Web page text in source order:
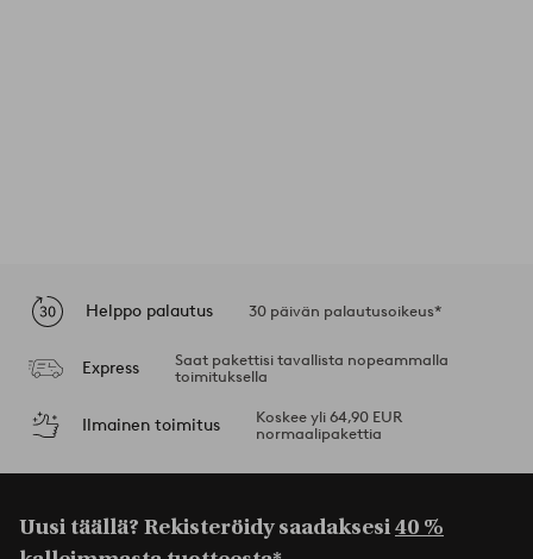
Helppo palautus 30 päivän palautusoikeus*
Express
Saat pakettisi tavallista nopeammalla
toimituksella
Ilmainen toimitus
Koskee yli 64,90 EUR
normaalipakettia
Uusi täällä? Rekisteröidy saadaksesi40 %